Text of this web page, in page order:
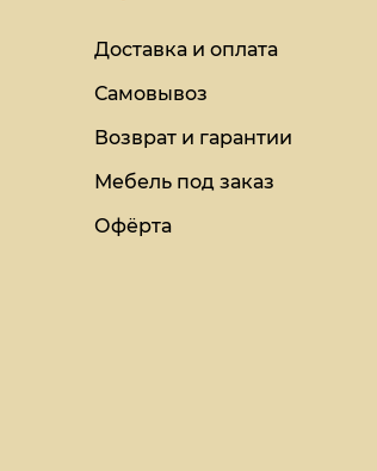
Доставка и оплата
Самовывоз
Возврат и гарантии
Мебель под заказ
Офёрта